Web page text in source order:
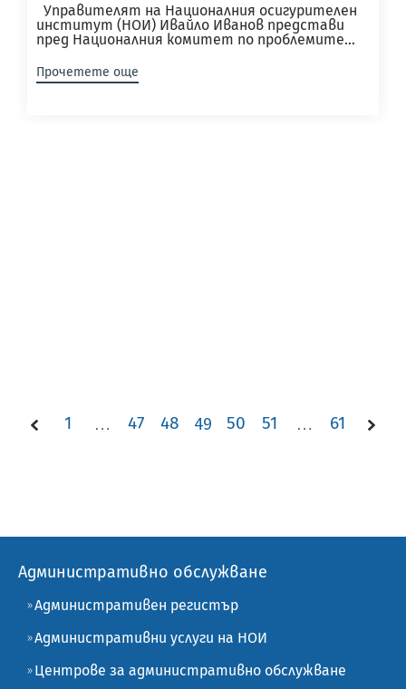
Управителят на Националния осигурителен
институт (НОИ) Ивайло Иванов представи
пред Националния комитет по проблемите...
Прочетете още
1 … 47 48 49 50 51 … 61
Административно обслужване
Административен регистър
Административни услуги на НОИ
Центрове за административно обслужване